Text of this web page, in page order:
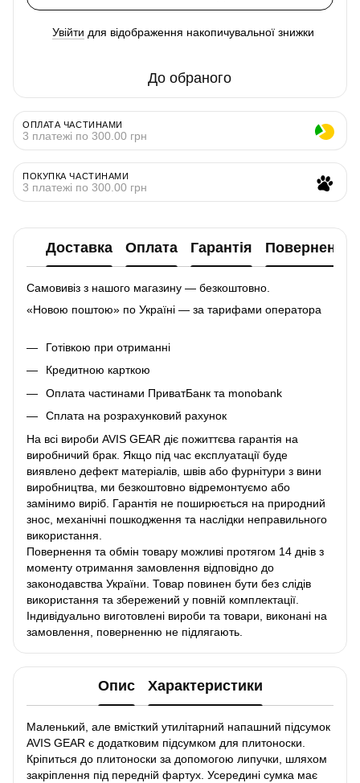
Увійти для відображення накопичувальної знижки
До обраного
ОПЛАТА ЧАСТИНАМИ
3 платежі по 300.00 грн
ПОКУПКА ЧАСТИНАМИ
3 платежі по 300.00 грн
Доставка Оплата Гарантія Повернення
Самовивіз з нашого магазину — безкоштовно.
«Новою поштою» по Україні — за тарифами оператора
Готівкою при отриманні
Кредитною карткою
Оплата частинами ПриватБанк та monobank
Сплата на розрахунковий рахунок
На всі вироби AVIS GEAR діє пожиттєва гарантія на
виробничий брак. Якщо під час експлуатації буде
виявлено дефект матеріалів, швів або фурнітури з вини
виробництва, ми безкоштовно відремонтуємо або
замінимо виріб. Гарантія не поширюється на природний
знос, механічні пошкодження та наслідки неправильного
використання.
Повернення та обмін товару можливі протягом 14 днів з
моменту отримання замовлення відповідно до
законодавства України. Товар повинен бути без слідів
використання та збережений у повній комплектації.
Індивідуально виготовлені вироби та товари, виконані на
замовлення, поверненню не підлягають.
Опис Характеристики
Маленький, але вмісткий утилітарний напашний підсумок
AVIS GEAR є додатковим підсумком для плитоноски.
Кріпиться до плитоноски за допомогою липучки, шляхом
закріплення під передній фартух. Усередині сумка має